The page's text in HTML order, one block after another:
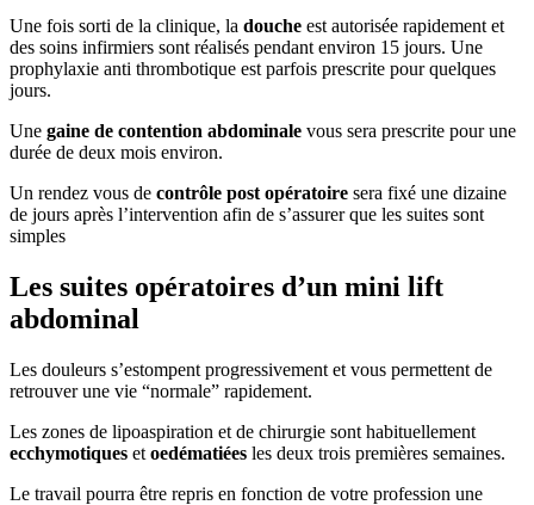
Une fois sorti de la clinique, la douche est autorisée rapidement et
des soins infirmiers sont réalisés pendant environ 15 jours. Une
prophylaxie anti thrombotique est parfois prescrite pour quelques
jours.
Une gaine de contention abdominale vous sera prescrite pour une
durée de deux mois environ.
Un rendez vous de contrôle post opératoire sera fixé une dizaine
de jours après l’intervention afin de s’assurer que les suites sont
simples
Les suites opératoires d’un mini lift
abdominal
Les douleurs s’estompent progressivement et vous permettent de
retrouver une vie “normale” rapidement.
Les zones de lipoaspiration et de chirurgie sont habituellement
ecchymotiques et oedématiées les deux trois premières semaines.
Le travail pourra être repris en fonction de votre profession une